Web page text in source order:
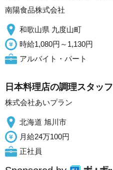
南陽食品株式会社
和歌山県 九度山町
時給1,080円～1,130円
アルバイト・パート
日本料理店の調理スタッフ
株式会社あいプラン
北海道 旭川市
月給24万100円
正社員